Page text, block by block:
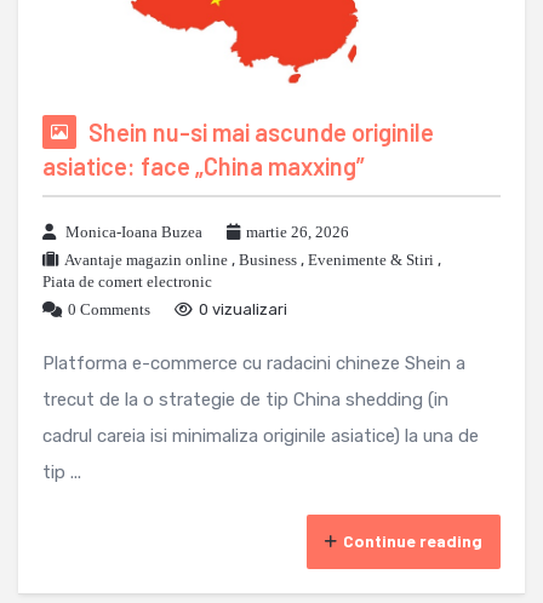
Shein nu-si mai ascunde originile
asiatice: face „China maxxing”
Monica-Ioana Buzea
martie 26, 2026
Avantaje magazin online , Business , Evenimente & Stiri ,
Piata de comert electronic
0 Comments
0 vizualizari
Platforma e-commerce cu radacini chineze Shein a
trecut de la o strategie de tip China shedding (in
cadrul careia isi minimaliza originile asiatice) la una de
tip ...
Continue reading